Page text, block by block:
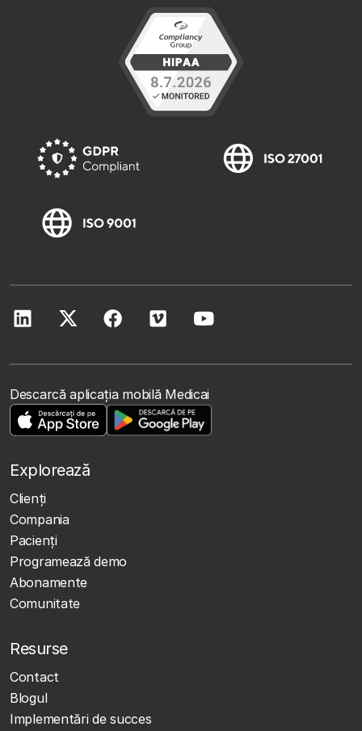
Descarcă aplicația mobilă Medicai
Explorează
Clienţi
Compania
Pacienți
Programează demo
Abonamente
Comunitate
Resurse
Contact
Blogul
Implementări de succes